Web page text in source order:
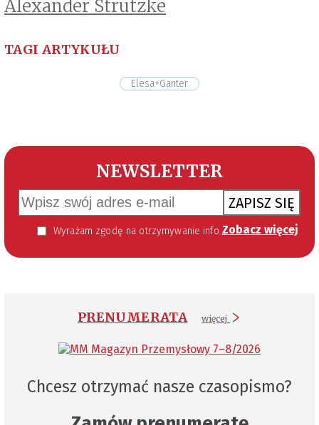
Alexander Strutzke
TAGI ARTYKUŁU
Elesa+Ganter
NEWSLETTER
ZAPISZ SIĘ
Wyrażam zgodę na otrzymywanie informacji handlowej kierowanej do mnie za pomocą środków komunikacji elektronicznej w szczególności poczty elektronicznej zgodnie z przepisem art. 10 ust 2 ustawy z dnia 18 lipca 2002 roku o świadczeniu usług drogą elektroniczną (Dz. U. 144 z 2002 r. poz. 1204). Zgoda jest dobrowolna, jednak jej wyrażenie jest konieczne, aby otrzymywać newsletter. Zobacz więcej
PRENUMERATA więcej
Chcesz otrzymać nasze czasopismo?